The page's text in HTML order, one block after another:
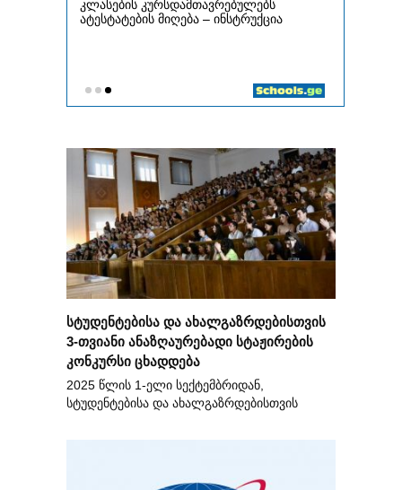
სტუდენტებისა და ახალგაზრდებისთვის
3-თვიანი ანაზღაურებადი სტაჟირების
კონკურსი ცხადდება
2025 წლის 1-ელი სექტემბრიდან,
სტუდენტებისა და ახალგაზრდებისთვის